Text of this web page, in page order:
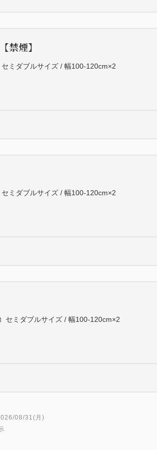
禁煙】
セミダブルサイズ / 幅100-120cm×2
セミダブルサイズ / 幅100-120cm×2
セミダブルサイズ / 幅100-120cm×2
08/31(月)